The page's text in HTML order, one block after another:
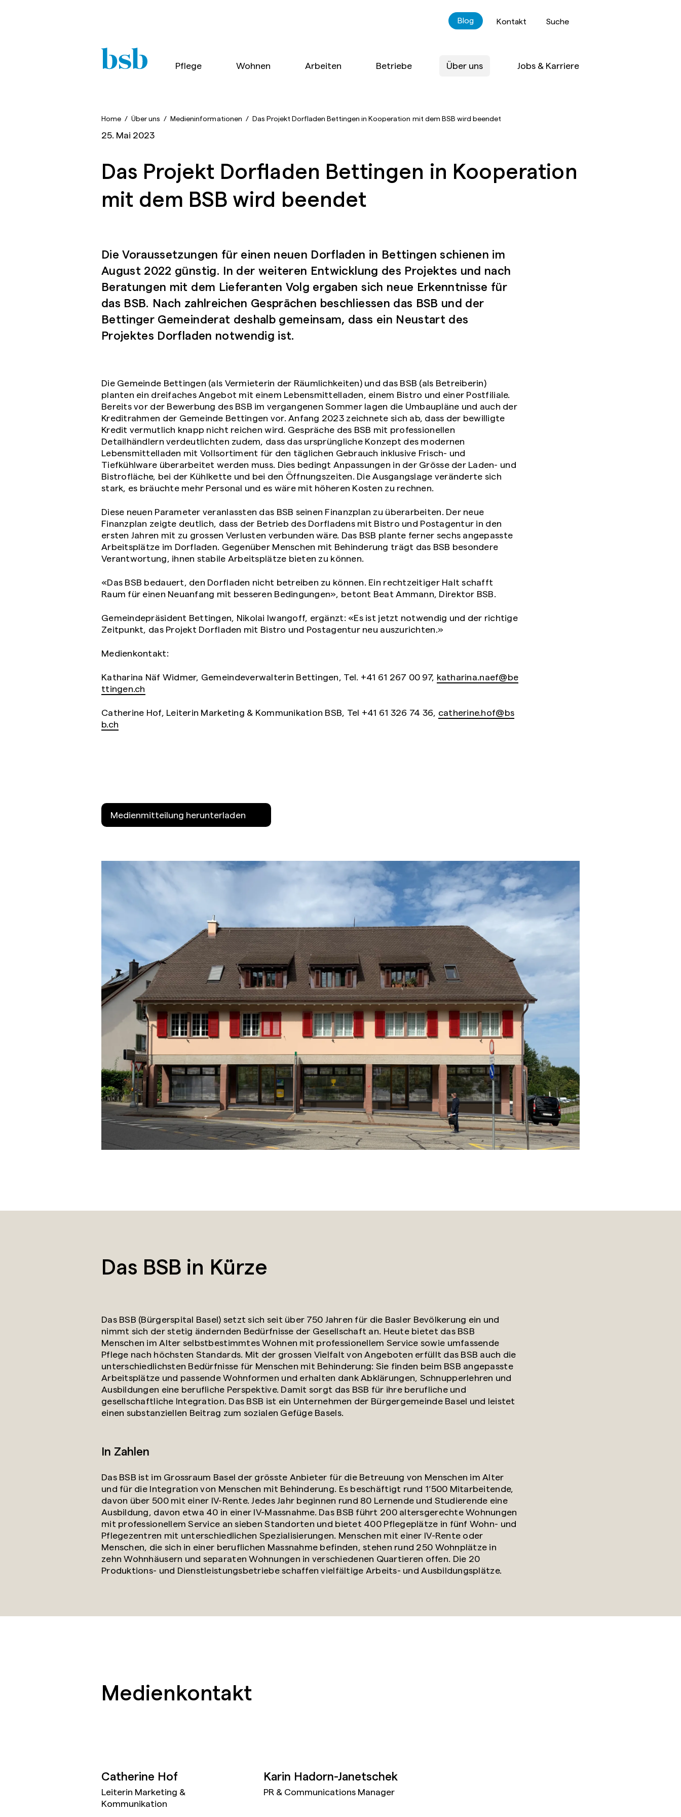
Blog Kontakt Suche
Pflege Wohnen Arbeiten Betriebe Über uns Jobs & Karriere
Home / Über uns / Medieninformationen / Das Projekt Dorfladen Bettingen in Kooperation mit dem BSB wird beendet
25. Mai 2023
Das Projekt Dorfladen Bettingen in Kooperation
mit dem BSB wird beendet
Die Voraussetzungen für einen neuen Dorfladen in Bettingen schienen im
August 2022 günstig. In der weiteren Entwicklung des Projektes und nach
Beratungen mit dem Lieferanten Volg ergaben sich neue Erkenntnisse für
das BSB. Nach zahlreichen Gesprächen beschliessen das BSB und der
Bettinger Gemeinderat deshalb gemeinsam, dass ein Neustart des
Projektes Dorfladen notwendig ist.
Die Gemeinde Bettingen (als Vermieterin der Räumlichkeiten) und das BSB (als Betreiberin)
planten ein dreifaches Angebot mit einem Lebensmittelladen, einem Bistro und einer Postfiliale.
Bereits vor der Bewerbung des BSB im vergangenen Sommer lagen die Umbaupläne und auch der
Kreditrahmen der Gemeinde Bettingen vor. Anfang 2023 zeichnete sich ab, dass der bewilligte
Kredit vermutlich knapp nicht reichen wird. Gespräche des BSB mit professionellen
Detailhändlern verdeutlichten zudem, dass das ursprüngliche Konzept des modernen
Lebensmittelladen mit Vollsortiment für den täglichen Gebrauch inklusive Frisch- und
Tiefkühlware überarbeitet werden muss. Dies bedingt Anpassungen in der Grösse der Laden- und
Bistrofläche, bei der Kühlkette und bei den Öffnungszeiten. Die Ausgangslage veränderte sich
stark, es bräuchte mehr Personal und es wäre mit höheren Kosten zu rechnen.
Diese neuen Parameter veranlassten das BSB seinen Finanzplan zu überarbeiten. Der neue
Finanzplan zeigte deutlich, dass der Betrieb des Dorfladens mit Bistro und Postagentur in den
ersten Jahren mit zu grossen Verlusten verbunden wäre. Das BSB plante ferner sechs angepasste
Arbeitsplätze im Dorfladen. Gegenüber Menschen mit Behinderung trägt das BSB besondere
Verantwortung, ihnen stabile Arbeitsplätze bieten zu können.
«Das BSB bedauert, den Dorfladen nicht betreiben zu können. Ein rechtzeitiger Halt schafft
Raum für einen Neuanfang mit besseren Bedingungen», betont Beat Ammann, Direktor BSB.
Gemeindepräsident Bettingen, Nikolai Iwangoff, ergänzt: «Es ist jetzt notwendig und der richtige
Zeitpunkt, das Projekt Dorfladen mit Bistro und Postagentur neu auszurichten.»
Medienkontakt:
Katharina Näf Widmer, Gemeindeverwalterin Bettingen, Tel. +41 61 267 00 97, katharina.naef@be
ttingen.ch
Catherine Hof, Leiterin Marketing & Kommunikation BSB, Tel +41 61 326 74 36, catherine.hof@bs
b.ch
Medienmitteilung herunterladen
Das BSB in Kürze
Das BSB (Bürgerspital Basel) setzt sich seit über 750 Jahren für die Basler Bevölkerung ein und
nimmt sich der stetig ändernden Bedürfnisse der Gesellschaft an. Heute bietet das BSB
Menschen im Alter selbstbestimmtes Wohnen mit professionellem Service sowie umfassende
Pflege nach höchsten Standards. Mit der grossen Vielfalt von Angeboten erfüllt das BSB auch die
unterschiedlichsten Bedürfnisse für Menschen mit Behinderung: Sie finden beim BSB angepasste
Arbeitsplätze und passende Wohnformen und erhalten dank Abklärungen, Schnupperlehren und
Ausbildungen eine berufliche Perspektive. Damit sorgt das BSB für ihre berufliche und
gesellschaftliche Integration. Das BSB ist ein Unternehmen der Bürgergemeinde Basel und leistet
einen substanziellen Beitrag zum sozialen Gefüge Basels.
In Zahlen
Das BSB ist im Grossraum Basel der grösste Anbieter für die Betreuung von Menschen im Alter
und für die Integration von Menschen mit Behinderung. Es beschäftigt rund 1‘500 Mitarbeitende,
davon über 500 mit einer IV-Rente. Jedes Jahr beginnen rund 80 Lernende und Studierende eine
Ausbildung, davon etwa 40 in einer IV-Massnahme. Das BSB führt 200 altersgerechte Wohnungen
mit professionellem Service an sieben Standorten und bietet 400 Pflegeplätze in fünf Wohn- und
Pflegezentren mit unterschiedlichen Spezialisierungen. Menschen mit einer IV-Rente oder
Menschen, die sich in einer beruflichen Massnahme befinden, stehen rund 250 Wohnplätze in
zehn Wohnhäusern und separaten Wohnungen in verschiedenen Quartieren offen. Die 20
Produktions- und Dienstleistungsbetriebe schaffen vielfältige Arbeits- und Ausbildungsplätze.
Medienkontakt
Catherine Hof
Leiterin Marketing &
Kommunikation
Karin Hadorn-Janetschek
PR & Communications Manager